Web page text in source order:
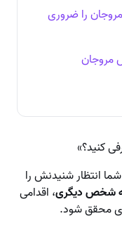
را ضروری
مروجان
کنید؟»
انتظار شنیدنش را
شخص دیگری، اقدامی
محقق شود.